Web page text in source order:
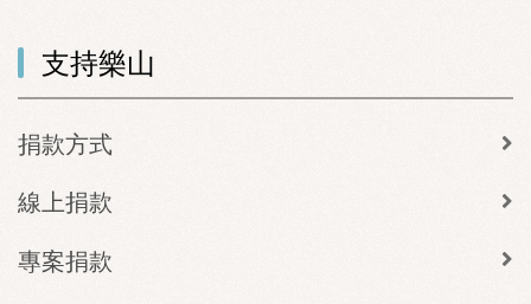
支持樂山
捐款方式
線上捐款
專案捐款